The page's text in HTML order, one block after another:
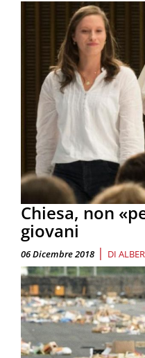
Chiesa, non
giovani
06 Dicembre 2018 | DI